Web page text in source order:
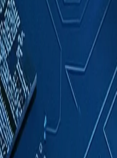
繁體中文
索取報價
首頁